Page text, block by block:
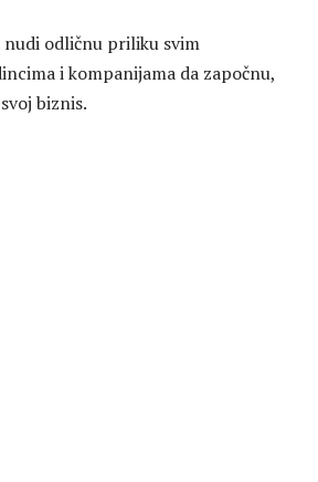
nudi odličnu priliku svim
i kompanijama da započnu,
biznis.